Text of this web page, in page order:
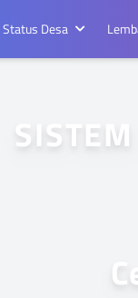
Status Desa